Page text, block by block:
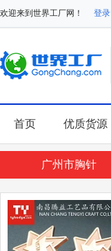
欢迎来到世界工厂网！ 登录
首页 优质货源
广州市胸针